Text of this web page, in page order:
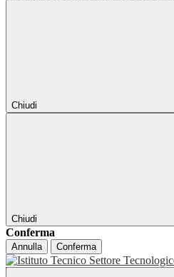
Chiudi
Chiudi
Conferma
Annulla Conferma